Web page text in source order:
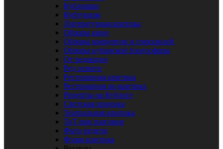
Кублошки
Кубтуризм
Литературная критика
Обзоры кино
Обзоры концертов и спектаклей
Обзоры кубанской блогосферы
От редакции
Ред осмотр
Ресторанная критика
Ресторанная не-критика
Рецепты на Кублоге
Светская хроника
Театральная критика
ТоТ еще разговор
Фото недели
Фэшн-критика